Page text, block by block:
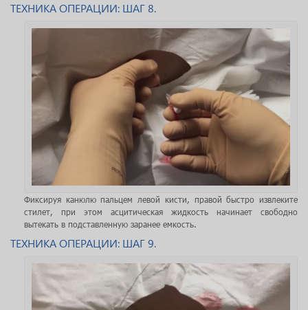
ТЕХНИКА ОПЕРАЦИИ: ШАГ 8.
Фиксируя канюлю пальцем левой кисти, правой быстро извлеките
стилет, при этом асцитическая жидкость начинает свободно
вытекать в подставленную заранее емкость.
ТЕХНИКА ОПЕРАЦИИ: ШАГ 9.